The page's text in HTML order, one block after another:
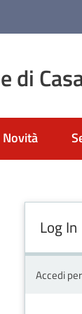
di
Novità
Log In
Accedi